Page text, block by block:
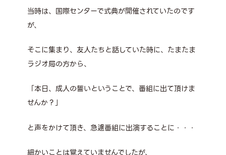
当時は、国際センターで式典が開催されていたのです
が、
そこに集まり、友人たちと話していた時に、たまたま
ラジオ局の方から、
「本日、成人の誓いということで、番組に出て頂けま
せんか？」
と声をかけて頂き、急遽番組に出演することに・・・
細かいことは覚えていませんでしたが、